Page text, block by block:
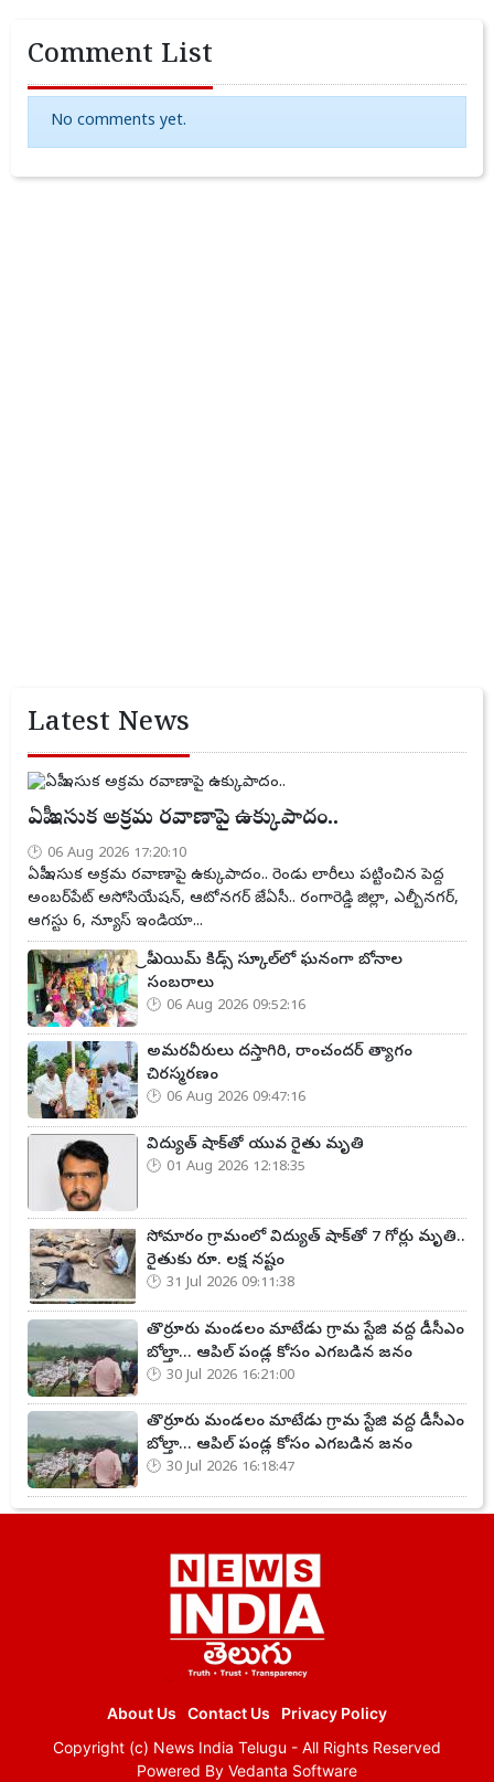
Comment List
No comments yet.
Latest News
ఏపీ ఇసుక అక్రమ రవాణాపై ఉక్కుపాదం..
06 Aug 2026 17:20:10
ఏపీ ఇసుక అక్రమ రవాణాపై ఉక్కుపాదం.. రెండు లారీలు పట్టించిన పెద్ద
అంబర్‌పేట్ అసోసియేషన్, ఆటోనగర్ జేఏసీ.. రంగారెడ్డి జిల్లా, ఎల్బీనగర్,
ఆగస్టు 6, న్యూస్ ఇండియా...
ప్రీ ఎయిమ్ కిడ్స్ స్కూల్‌లో ఘనంగా బోనాల
సంబరాలు
06 Aug 2026 09:52:16
అమరవీరులు దస్తాగిరి, రాంచందర్ త్యాగం
చిరస్మరణం
06 Aug 2026 09:47:16
విద్యుత్ షాక్‌తో యువ రైతు మృతి
01 Aug 2026 12:18:35
సోమారం గ్రామంలో విద్యుత్ షాక్‌తో 7 గోర్లు మృతి..
రైతుకు రూ. లక్ష నష్టం
31 Jul 2026 09:11:38
తొర్రూరు మండలం మాటేడు గ్రామ స్టేజి వద్ద డీసీఎం
బోల్తా... ఆపిల్ పండ్ల కోసం ఎగబడిన జనం
30 Jul 2026 16:21:00
తొర్రూరు మండలం మాటేడు గ్రామ స్టేజి వద్ద డీసీఎం
బోల్తా... ఆపిల్ పండ్ల కోసం ఎగబడిన జనం
30 Jul 2026 16:18:47
About Us Contact Us
Privacy Policy
Copyright (c) News India Telugu - All Rights Reserved
Powered By Vedanta Software